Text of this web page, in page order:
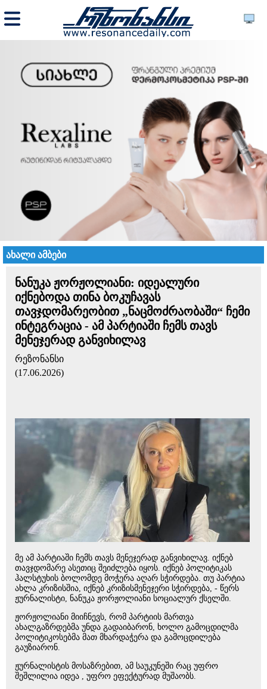
ახალი ამბები
ნანუკა ჟორჟოლიანი: იდეალური
იქნებოდა თინა ბოკუჩავას
თავჯდომარეობით „ნაცმოძრაობაში“ ჩემი
ინტეგრაცია - ამ პარტიაში ჩემს თავს
მენეჯერად განვიხილავ
რეზონანსი
(17.06.2026)
მე ამ პარტიაში ჩემს თავს მენეჯერად განვიხილავ. იქნებ
თავჯდომარე ასეთიც შეიძლება იყოს. იქნებ პოლიტიკას
ჰალსტუხის ბოლომდე მოჭერა აღარ სჭირდება. თუ პარტია
ახლა კრიზისშია, იქნებ კრიზისმენეჯერი სჭირდება, - წერს
ჟურნალისტი, ნანუკა ჟორჟოლიანი სოციალურ ქსელში.
ჟორჟოლიანი მიიჩნევს, რომ პარტიის მართვა
ახალგაზრდებმა უნდა გადაიბარონ, ხოლო გამოცდილმა
პოლიტიკოსებმა მათ მხარდაჭერა და გამოცდილება
გაუზიარონ.
ჟურნალისტის მოსაზრებით, ამ საუკუნეში რაც უფრო
შეშლილია იდეა , უფრო ეფექტურად მუშაობს.